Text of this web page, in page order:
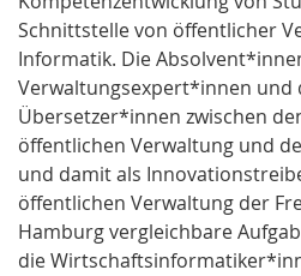
Schnittstelle von öffentlicher
Informatik. Die
Verwaltungsexpert*innen und
Übersetzer*innen zwischen
öffentlichen Verwaltung und
und damit als
öffentlichen Verwaltung der
Hamburg vergleichbare
die